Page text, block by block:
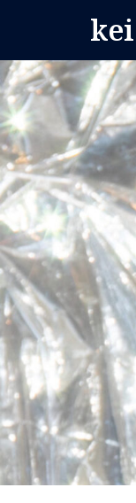
テ
ン
ツ
へ
ス
キ
ッ
プ